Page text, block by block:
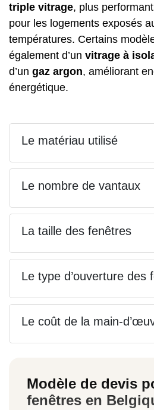
triple vitrage, plus
pour les logements exposés
températures. Certains
également d’un vitrage à
d’un gaz argon, améliorant
énergétique.
Le matériau utilisé
Le nombre de vantaux
La taille des fenêtres
Le type d’ouverture des
Le coût de la main-
Modèle de devis
fenêtres en